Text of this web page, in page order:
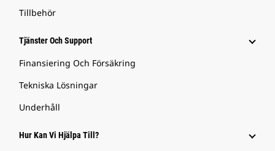
Tillbehör
Tjänster Och Support
Finansiering Och Försäkring
Tekniska Lösningar
Underhåll
Hur Kan Vi Hjälpa Till?